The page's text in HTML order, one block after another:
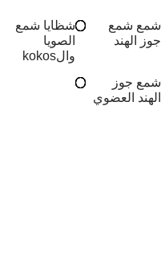
شمع شمع
جوز الهند
شظايا شمع
الصويا
والkokos
شمع جوز
الهند العضوي